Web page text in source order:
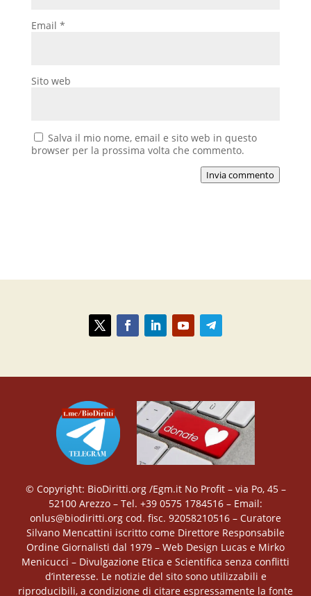
Email *
Sito web
Salva il mio nome, email e sito web in questo
browser per la prossima volta che commento.
Invia commento
© Copyright: BioDiritti.org /Egm.it No Profit – via Po, 45 –
52100 Arezzo – Tel. +39 0575 1784516 – Email:
onlus@biodiritti.org cod. fisc. 92058210516 – Curatore
Silvano Mencattini iscritto come Direttore Responsabile
Ordine Giornalisti dal 1979 – Web Design Lucas e Mirko
Menicucci – Divulgazione Etica e Scientifica senza conflitti
d’interesse. Le notizie del sito sono utilizzabili e
riproducibili, a condizione di citare espressamente la fonte